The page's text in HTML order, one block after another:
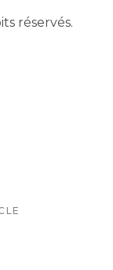
réservés.